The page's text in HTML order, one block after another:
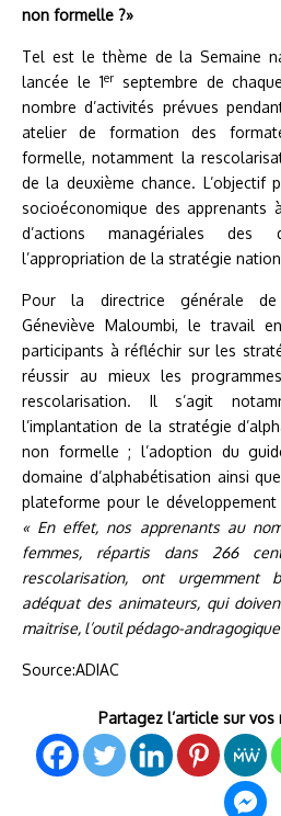
non formelle ?»
Tel est le thème de la Semaine
lancée le 1erseptembre de
nombre d’activités prévues
atelier de formation des
formelle, notamment la
de la deuxième chance. L’objectif
socioéconomique des apprenants
d’actions managériales des
l’appropriation de la stratégie
Pour la directrice générale de
Géneviève Maloumbi, le travail
participants à réfléchir sur les
réussir au mieux les
rescolarisation. Il s’agit
l’implantation de la stratégie
non formelle ; l’adoption du
domaine d’alphabétisation ainsi
plateforme pour le
« En effet, nos apprenants au
femmes, répartis dans 266
rescolarisation, ont urgemment
adéquat des animateurs, qui
maitrise, l’outil pédago-
Source:ADIAC
Partagez l’article sur vos